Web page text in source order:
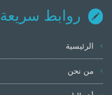
روابط سريعة
الرئيسية
من نحن